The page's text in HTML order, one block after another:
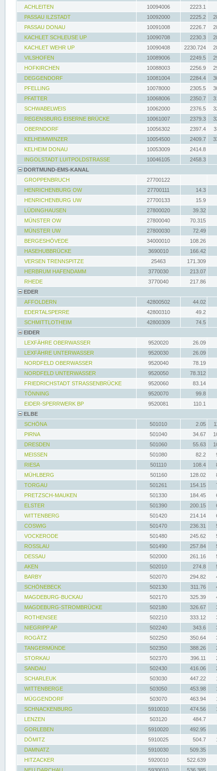
ACHLEITEN
10094006
2223.1
PASSAU ILZSTADT
10092000 2225.2
PASSAU DONAU
10091008 2226.7
KACHLET SCHLEUSE UP
10090708 2230.3
KACHLET WEHR UP
10090408 2230.724
VILSHOFEN
10089006 2249.5
HOFKIRCHEN
10088003 2256.9
DEGGENDORF
10081004 2284.4
PFELLING
10078000 2305.5
PFATTER
10068006 2350.7
SCHWABELWEIS
10062000 2376.5
REGENSBURG EISERNE BRÜCKE
10061007 2379.3
OBERNDORF
10056302 2397.4
KELHEIMWINZER
10054500 2409.7
KELHEIM DONAU
10053009
2414.8
INGOLSTADT LUITPOLDSTRASSE
10046105
2458.3
DORTMUND-EMS-KANAL
GROPPENBRUCH
27700122
HENRICHENBURG OW
27700111
14.3
HENRICHENBURG UW
27700133
15.9
LÜDINGHAUSEN
27800020
39.32
MÜNSTER OW
27800040
70.315
MÜNSTER UW
27800030
72.49
BERGESHÖVEDE
34000010
108.26
HASEHUBBRÜCKE
3690010
166.42
VERSEN TRENNSPITZE
25463
171.309
HERBRUM HAFENDAMM
3770030
213.07
RHEDE
3770040
217.86
EDER
AFFOLDERN
42800502
44.02
EDERTALSPERRE
42800310
49.2
SCHMITTLOTHEIM
42800309
74.5
EIDER
LEXFÄHRE OBERWASSER
9520020
26.09
LEXFÄHRE UNTERWASSER
9520030
26.09
NORDFELD OBERWASSER
9520040
78.19
NORDFELD UNTERWASSER
9520050
78.312
FRIEDRICHSTADT STRASSENBRÜCKE
9520060
83.14
TÖNNING
9520070
99.8
EIDER-SPERRWERK BP
9520081
110.1
ELBE
SCHÖNA
501010 2.05
PIRNA
501040 34.67
DRESDEN
501060 55.63
MEISSEN
501080 82.2
RIESA
501110 108.4
MÜHLBERG
501160 128.02
TORGAU
501261 154.15
PRETZSCH-MAUKEN
501330 184.45
ELSTER
501390 200.15
WITTENBERG
501420 214.14
COSWIG
501470 236.31
VOCKERODE
501480 245.62
ROSSLAU
501490 257.84
DESSAU
502000 261.16
AKEN
502010 274.8
BARBY
502070 294.82
SCHÖNEBECK
502130 311.76
MAGDEBURG-BUCKAU
502170 325.39
MAGDEBURG-STROMBRÜCKE
502180 326.67
ROTHENSEE
502210 333.12
NIEGRIPP AP
502240 343.6
ROGÄTZ
502250 350.64
TANGERMÜNDE
502350 388.26
STORKAU
502370 396.11
SANDAU
502430 416.06
SCHARLEUK
503030 447.22
WITTENBERGE
503050 453.98
MÜGGENDORF
503070 463.94
SCHNACKENBURG
5910010 474.56
LENZEN
503120 484.7
GORLEBEN
5910020 492.95
DÖMITZ
5910025 504.7
DAMNATZ
5910030
509.35
HITZACKER
5920010
522.639